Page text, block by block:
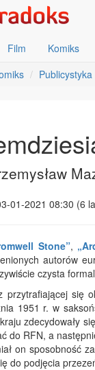
Film Komiks
Publicystyka
01-2021 08:30 (6
Stone”,
autorów
czysta
przytrafiającej się
1951 r. w
zdecydowały
do RFN, a
on sposobność
do podjęcia